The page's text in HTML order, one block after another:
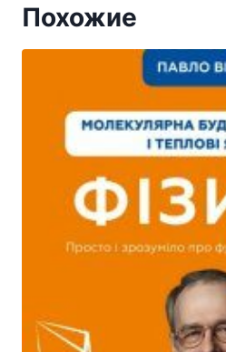
Похожие